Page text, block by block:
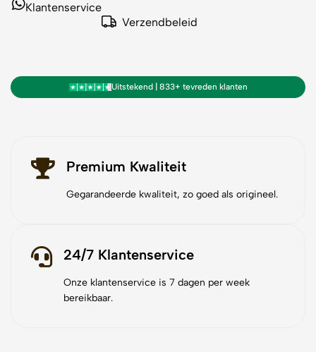
Klantenservice
Verzendbeleid
Uitstekend | 833+ tevreden klanten
Premium Kwaliteit
Gegarandeerde kwaliteit, zo goed als origineel.
24/7 Klantenservice
Onze klantenservice is 7 dagen per week
bereikbaar.